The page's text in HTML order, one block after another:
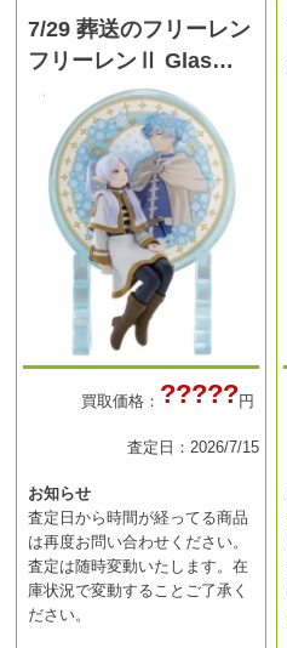
7/29 葬送のフリーレン
フリーレンⅡ Glas…
買取価格： ?????円
査定日：2026/7/15
お知らせ
査定日から時間が経ってる商品
は再度お問い合わせください。
査定は随時変動いたします。在
庫状況で変動することご了承く
ださい。